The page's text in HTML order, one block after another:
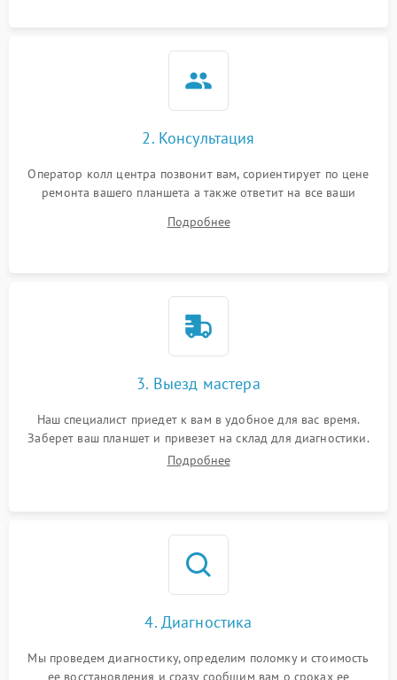
2. Консультация
Оператор колл центра позвонит вам, сориентирует по цене
ремонта вашего планшета а также ответит на все ваши
Подробнее
3. Выезд мастера
Наш специалист приедет к вам в удобное для вас время.
Заберет ваш планшет и привезет на склад для диагностики.
Подробнее
4. Диагностика
Мы проведем диагностику, определим поломку и стоимость
ее восстановления и сразу сообщим вам о сроках ее